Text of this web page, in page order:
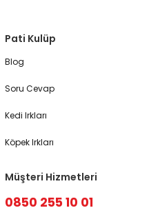
Pati Kulüp
Blog
Soru Cevap
Kedi Irkları
Köpek Irkları
Müşteri Hizmetleri
0850 255 10 01